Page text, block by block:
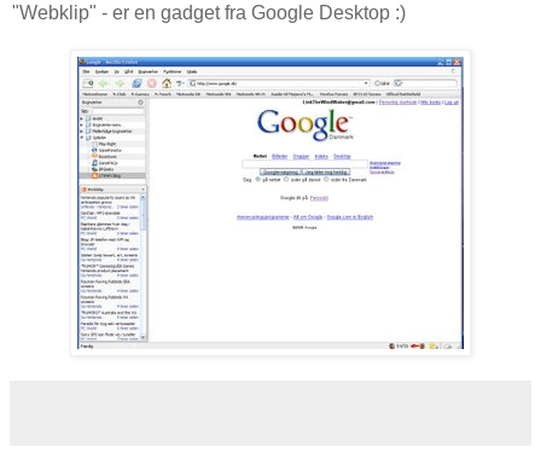
"Webklip" - er en gadget fra Google Desktop :)